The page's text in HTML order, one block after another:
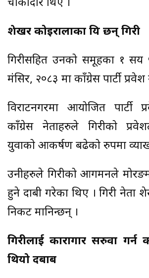
चौकीदार थिए ।
शेखर कोइरालाका प्रिय छन् गिरी
गिरीसहित उनको समूहका १ सय
मंसिर, २०८३ मा काँग्रेस पार्टी
विराटनगरमा आयोजित पार्टी
काँग्रेस नेताहरुले गिरीको
युवाको आकर्षण बढेको रुपमा
उनीहरुले गिरीको आगमनले
हुने दाबी गरेका थिए । गिरी नेता
निकट मानिन्छन् ।
गिरीलाई कारागार सरुवा गर्न
थियो दबाब